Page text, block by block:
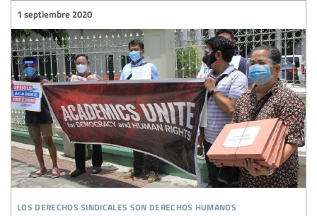
los derechos sindicales son derechos humanos
1 septiembre 2020